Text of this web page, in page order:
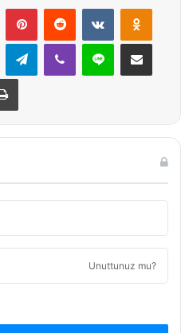
PinterestReddit VKontakte
TelegramViber Line E-Posta ile
Yazdır
Unuttunuz mu?